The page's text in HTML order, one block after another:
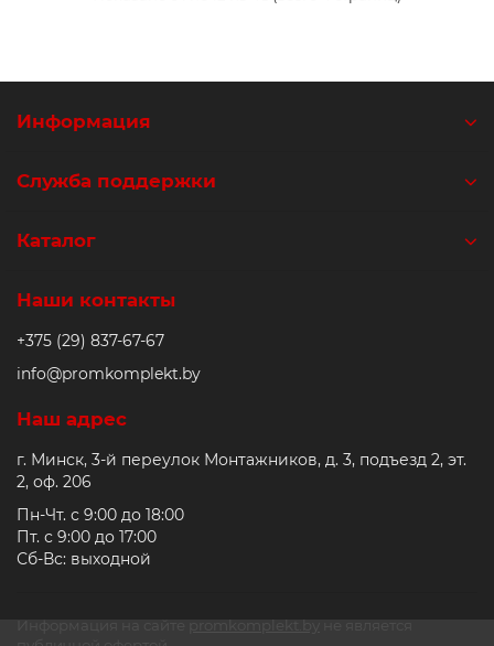
Информация
Служба поддержки
Каталог
Наши контакты
+375 (29) 837-67-67
info@promkomplekt.by
Наш адрес
г. Минск, 3-й переулок Монтажников, д. 3, подъезд 2, эт.
2, оф. 206
Пн-Чт. с 9:00 до 18:00
Пт. с 9:00 до 17:00
Сб-Вс: выходной
Информация на сайте promkomplekt.by не является